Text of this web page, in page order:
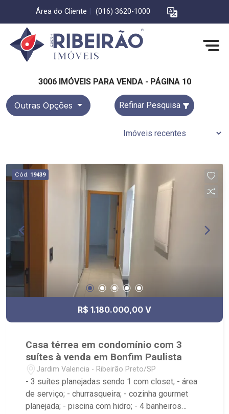
Área do Cliente (016) 3620-1000
3006 IMÓVEIS PARA VENDA - PÁGINA 10
Outras Opções Refinar Pesquisa
Cód. 19439
R$ 1.180.000,00 V
Casa térrea em condomínio com 3
suítes à venda em Bonfim Paulista
Jardim Valencia - Ribeirão Preto/SP
- 3 suítes planejadas sendo 1 com closet; - área
de serviço; - churrasqueira; - cozinha gourmet
planejada; - piscina com hidro; - 4 banheiros